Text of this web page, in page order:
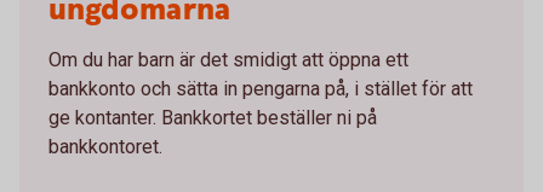
ungdomarna
Om du har barn är det smidigt att öppna ett
bankkonto och sätta in pengarna på, i stället för att
ge kontanter. Bankkortet beställer ni på
bankkontoret.